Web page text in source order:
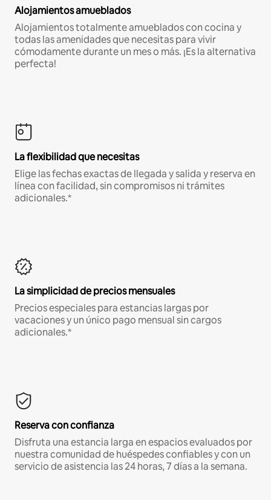
Alojamientos amueblados
Alojamientos totalmente amueblados con cocina y
todas las amenidades que necesitas para vivir
cómodamente durante un mes o más. ¡Es la alternativa
perfecta!
La flexibilidad que necesitas
Elige las fechas exactas de llegada y salida y reserva en
línea con facilidad, sin compromisos ni trámites
adicionales.*
La simplicidad de precios mensuales
Precios especiales para estancias largas por
vacaciones y un único pago mensual sin cargos
adicionales.*
Reserva con confianza
Disfruta una estancia larga en espacios evaluados por
nuestra comunidad de huéspedes confiables y con un
servicio de asistencia las 24 horas, 7 días a la semana.